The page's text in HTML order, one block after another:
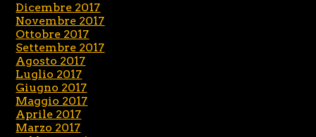
Dicembre 2017
Novembre 2017
Ottobre 2017
Settembre 2017
Agosto 2017
Luglio 2017
Giugno 2017
Maggio 2017
Aprile 2017
Marzo 2017